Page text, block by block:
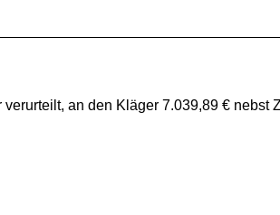
an den Kläger 7.039,89 €